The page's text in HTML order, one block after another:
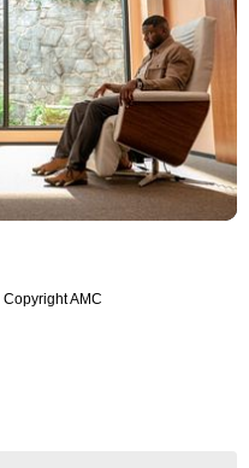
Copyright AMC